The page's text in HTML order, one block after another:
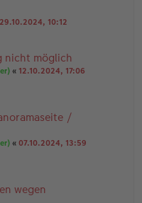
29.10.2024, 10:12
nicht möglich
« 12.10.2024, 17:06
/
« 07.10.2024, 13:59
wegen